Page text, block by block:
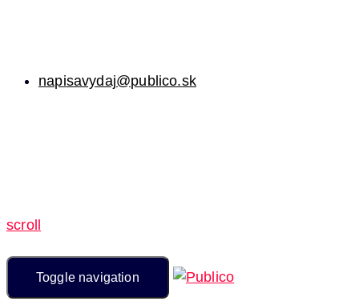
napisavydaj@publico.sk
scroll
Toggle navigation